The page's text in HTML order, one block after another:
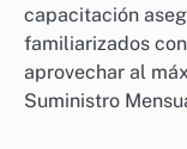
capacitación
familiarizados
aprovechar al
Suministro